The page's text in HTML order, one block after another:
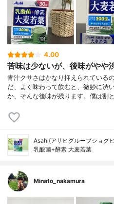
4.00
苦味は少ないが、後味がやや
青汁クサさはかなり抑えられている
だ、よく味わって飲むと、微妙に渋
か、そんな後味が残ります。僕は割
Asahi(アサヒグループショク
乳酸菌+酵素 大麦若葉
Minato_nakamura